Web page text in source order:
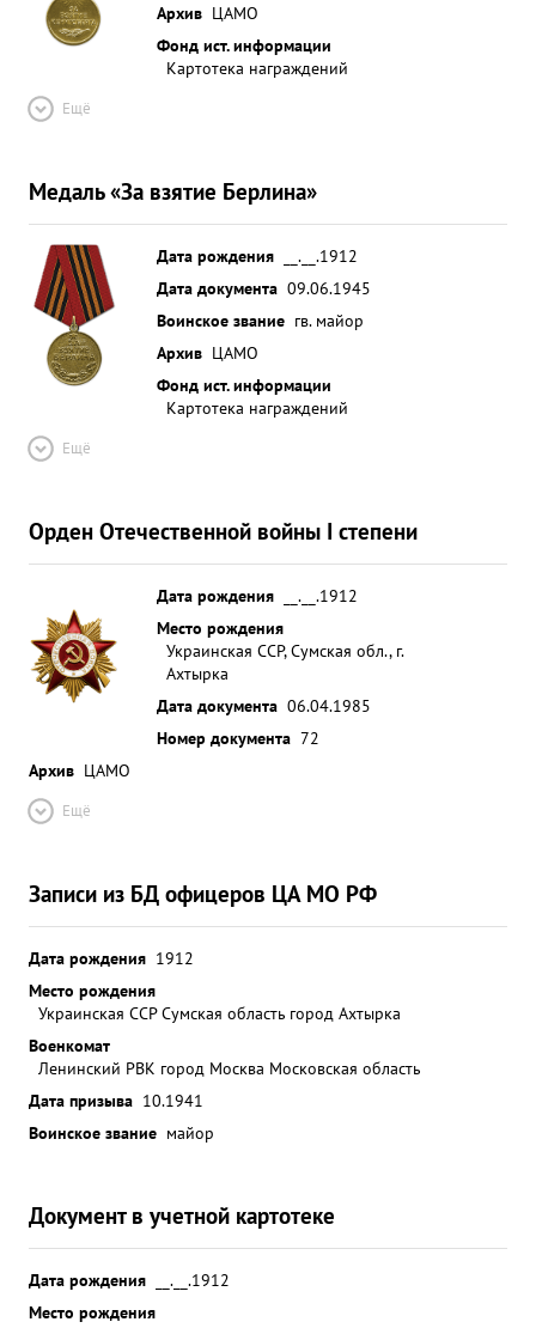
Архив ЦАМО
Фонд ист. информации
Картотека награждений
Ещё
Медаль «За взятие Берлина»
Дата рождения
__.__.1912
Дата документа 09.06.1945
Воинское звание гв. майор
Архив ЦАМО
Фонд ист. информации
Картотека награждений
Ещё
Орден Отечественной войны I степени
Дата рождения
__.__.1912
Место рождения
Украинская ССР, Сумская обл., г.
Ахтырка
Дата документа 06.04.1985
Номер документа 72
Архив ЦАМО
Ещё
Записи из БД офицеров ЦА МО РФ
Дата рождения 1912
Место рождения
Украинская ССР Сумская область город Ахтырка
Военкомат
Ленинский РВК город Москва Московская область
Дата призыва 10.1941
Воинское звание майор
Документ в учетной картотеке
Дата рождения
__.__.1912
Место рождения